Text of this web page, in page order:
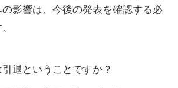
影響は、今後の発表を確認する必
退ということですか？